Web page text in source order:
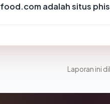
adalah situs
Laporan ini